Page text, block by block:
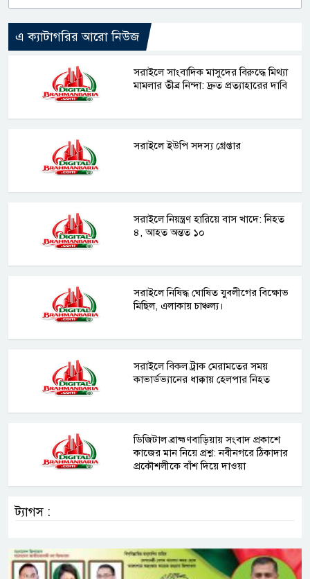
এ ক্যাটাগরির আরো নিউজ
সরাইলে সাংবাদিক মাসুদের বিরুদ্ধে মিথ্যা
মামলার তীব্র নিন্দা: দ্রুত প্রত্যাহারের দাবি
সরাইলে ইউপি সদস্য গ্রেপ্তার
সরাইলে নিয়ন্ত্রণ হারিয়ে বাস খাদে: নিহত
৪, আহত অন্তত ১০
সরাইলে নিষিদ্ধ ঘোষিত যুবলীগের বিক্ষোভ
মিছিল, এলাকায় চাঞ্চল্য।
সরাইলে বিকল ট্রাক মেরামতের সময়
কাভার্ডভ্যানের ধাক্কায় হেলপার নিহত
ডিজিটাল ব্রাহ্মণবাড়িয়ায় সংবাদ প্রকাশে
কাজের মান নিয়ে প্রশ্ন: নবীনগরে ঠিকাদার
প্রকৌশলীকে বাঁশ দিয়ে দাওয়া
ট্যাগস :